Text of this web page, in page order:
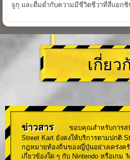
จูกุ และดื่มด่ำกับความมีชีวิตชีวาที่สี่แยกชิ
เกี่ยว
ข่าวสาร
ขอบคุณสำหรับการส
Street Kart ยังคงให้บริการตามปกติ
กฎหมายท้องถิ่นของญี่ปุ่นอย่างเคร่งค
เกี่ยวข้องใด ๆ กับ Nintendo หรือเกม